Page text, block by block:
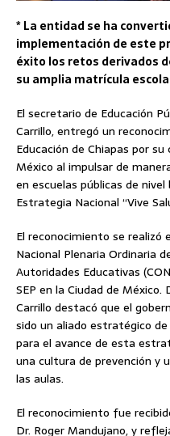
* La entidad se ha
implementación de este
éxito los retos derivados
su amplia matrícula
El secretario de Educación
Carrillo, entregó un
Educación de Chiapas por
México al impulsar de
en escuelas públicas de
Estrategia Nacional “Vive
El reconocimiento se realizó
Nacional Plenaria Ordinaria
Autoridades Educativas
SEP en la Ciudad de
Carrillo destacó que el
sido un aliado estratégico
para el avance de esta
una cultura de prevención y
las aulas.
El reconocimiento fue
Dr. Roger Mandujano, y